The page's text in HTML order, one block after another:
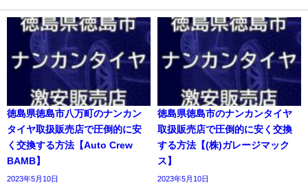
徳島県徳島市八万町のナンカン
タイヤ取扱販売店で圧倒的に安
く交換する方法【Auto Crew
BAMB】
2023年5月10日
徳島県徳島市のナンカンタイヤ
取扱販売店で圧倒的に安く交換
する方法【(株)ガレージマック
ス】
2023年5月10日